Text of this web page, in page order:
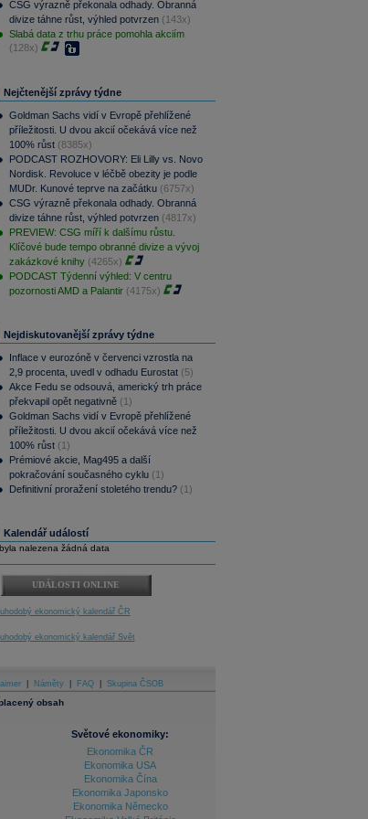
CSG výrazně překonala odhady. Obranná
divize táhne růst, výhled potvrzen (143x)
Slabá data z trhu práce pomohla akciím
(128x)
Nejčtenější zprávy týdne
Goldman Sachs vidí v Evropě přehlížené
příležitosti. U dvou akcií očekává více než
100% růst (8385x)
PODCAST ROZHOVORY: Eli Lilly vs. Novo
Nordisk. Revoluce v léčbě obezity je podle
MUDr. Kunové teprve na začátku (6757x)
CSG výrazně překonala odhady. Obranná
divize táhne růst, výhled potvrzen (4817x)
PREVIEW: CSG míří k dalšímu růstu.
Klíčové bude tempo obranné divize a vývoj
zakázkové knihy (4265x)
PODCAST Týdenní výhled: V centru
pozornosti AMD a Palantir (4175x)
Nejdiskutovanější zprávy týdne
Inflace v eurozóně v červenci vzrostla na
2,9 procenta, uvedl v odhadu Eurostat (5)
Akce Fedu se odsouvá, americký trh práce
překvapil opět negativně (1)
Goldman Sachs vidí v Evropě přehlížené
příležitosti. U dvou akcií očekává více než
100% růst (1)
Prémiové akcie, Mag495 a další
pokračování současného cyklu (1)
Definitivní proražení stoletého trendu? (1)
Kalendář událostí
nalezena žádná data
UDÁLOSTI ONLINE
ekonomický kalendář ČR
ekonomický kalendář Svět
Náměty FAQ Skupina ČSOB
obsah
Světové ekonomiky:
Ekonomika ČR
Ekonomika USA
Ekonomika Čína
Ekonomika Japonsko
Ekonomika Německo